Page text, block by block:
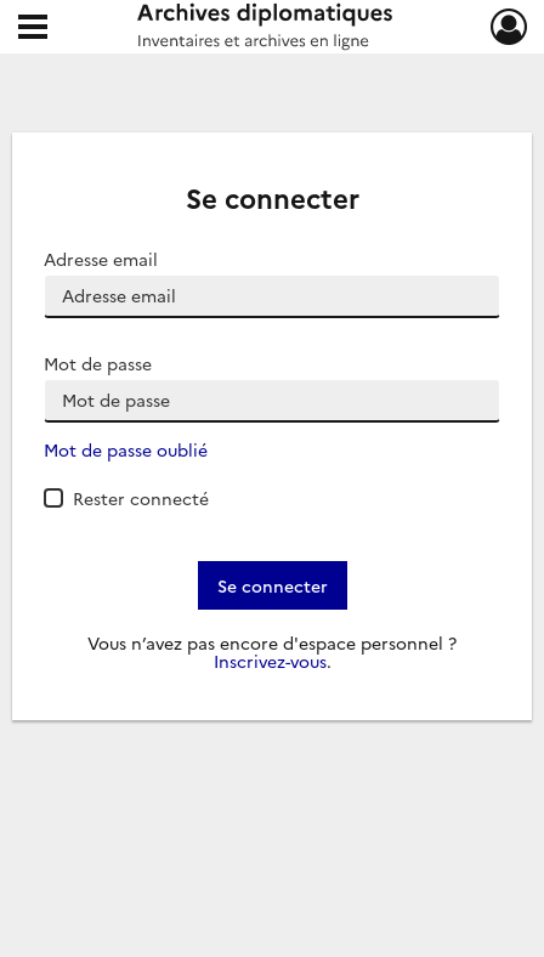
Archives diplomatiques
Ouvrir le menu déroulant
Se connecter
Adresse email
Mot de passe
Mot de passe oublié
Rester connecté
Se connecter
Vous n’avez pas encore d'espace personnel ?
Inscrivez-vous.